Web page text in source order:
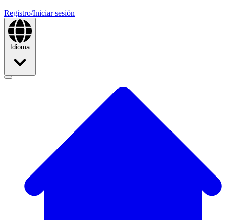
Registro/Iniciar sesión
Idioma